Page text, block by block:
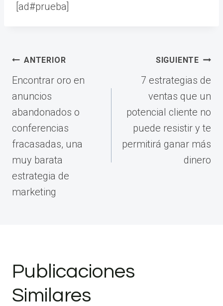
[ad#prueba]
Navegación
de
entradas
ANTERIOR
Encontrar oro en
anuncios
abandonados o
conferencias
fracasadas, una
muy barata
estrategia de
marketing
SIGUIENTE
7 estrategias de
ventas que un
potencial cliente no
puede resistir y te
permitirá ganar más
dinero
Publicaciones
Similares